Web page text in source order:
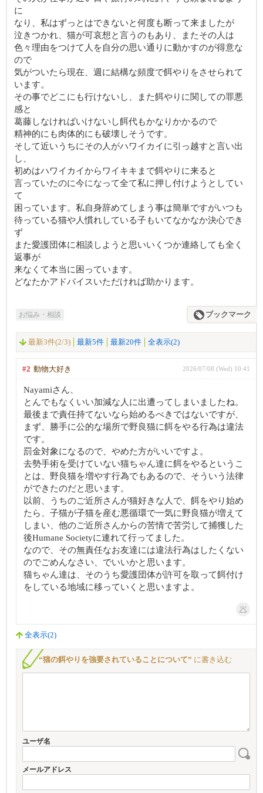
に
なり、私はずっとはできないと何度も断って来ましたが
泣きつかれ、猫が可哀想と言うのもあり、またその人は
色々理由をつけて人を自分の思い通りに動かすのが得意な
ので
気がついたら現在、週に結構な頻度で餌やりをさせられて
います。
その事でどこにも行けないし、また餌やりに関しての罪悪
感と
葛藤しなければいけないし餌代もかなりかかるので
精神的にも肉体的にも破壊しそうです。
そして近いうちにその人がハワイカイに引っ越すと言い出
し、
初めはハワイカイからワイキキまで餌やりに来ると
言っていたのに今になって全て私に押し付けようとしてい
て
困っています。私自身辞めてしまう事は簡単ですがいつも
待っている猫や人慣れしている子もいてなかなか決心でき
ず
また愛護団体に相談しようと思いいくつか連絡しても全く
返事が
来なくて本当に困っています。
どなたかアドバイスいただければ助かります。
お悩み・相談 ブックマーク
最新3件(2/3) 最新5件 最新20件 全表示(2)
#2 動物大好き 2026/07/08 (Wed) 10:41
Nayamiさん、
とんでもなくいい加減な人に出遭ってしまいましたね。
最後まで責任持てないなら始めるべきではないですが、
まず、勝手に公的な場所で野良猫に餌をやる行為は違法
です。
罰金対象になるので、やめた方がいいですよ。
去勢手術を受けていない猫ちゃん達に餌をやるというこ
とは、野良猫を増やす行為でもあるので、そういう法律
ができたのだと思います。
以前、うちのご近所さんが猫好きな人で、餌をやり始め
たら、子猫が子猫を産む悪循環で一気に野良猫が増えて
しまい、他のご近所さんからの苦情で苦労して捕獲した
後Humane Societyに連れて行ってました。
なので、その無責任なお友達には違法行為はしたくない
のでごめんなさい、でいいかと思います。
猫ちゃん達は、そのうち愛護団体が許可を取って餌付け
をしている地域に移っていくと思いますよ。
全表示(2)
“猫の餌やりを強要されていることについて” に書き込む
ユーザ名
メールアドレス